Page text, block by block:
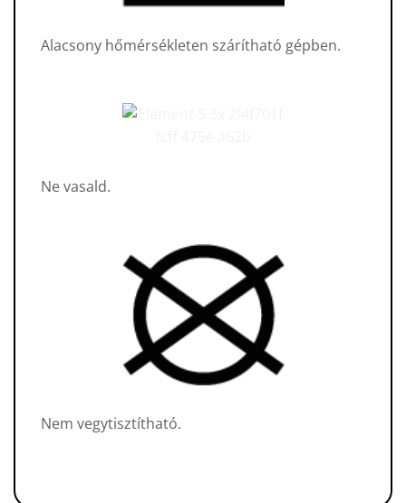
Alacsony hőmérsékleten szárítható gépben.
Ne vasald.
Nem vegytisztítható.